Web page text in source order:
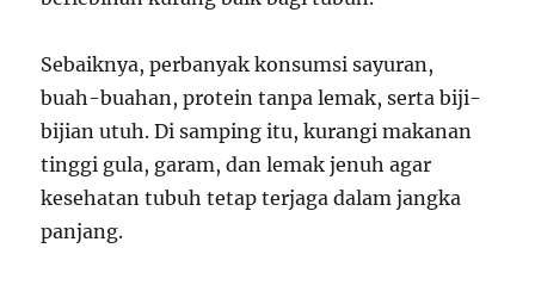
Sebaiknya, perbanyak konsumsi sayuran,
buah-buahan, protein tanpa lemak, serta biji-
bijian utuh. Di samping itu, kurangi makanan
tinggi gula, garam, dan lemak jenuh agar
kesehatan tubuh tetap terjaga dalam jangka
panjang.